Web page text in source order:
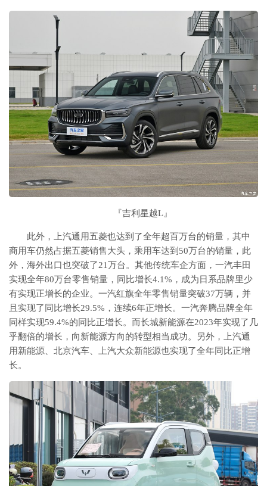
『吉利星越L』
此外，上汽通用五菱也达到了全年超百万台的销量，其中
商用车仍然占据五菱销售大头，乘用车达到50万台的销量，此
外，海外出口也突破了21万台。其他传统车企方面，一汽丰田
实现全年80万台零售销量，同比增长4.1%，成为日系品牌里少
有实现正增长的企业。一汽红旗全年零售销量突破37万辆，并
且实现了同比增长29.5%，连续6年正增长。一汽奔腾品牌全年
同样实现59.4%的同比正增长。而长城新能源在2023年实现了几
乎翻倍的增长，向新能源方向的转型相当成功。另外，上汽通
用新能源、北京汽车、上汽大众新能源也实现了全年同比正增
长。